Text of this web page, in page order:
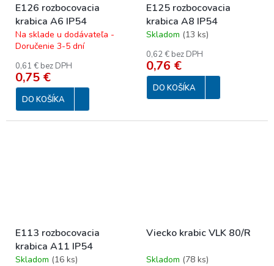
E126 rozbocovacia
krabica A6 IP54
Na sklade u dodávateľa -
Doručenie 3-5 dní
0,61 € bez DPH
0,75 €
DO KOŠÍKA
E125 rozbocovacia
krabica A8 IP54
Skladom (13 ks)
0,62 € bez DPH
0,76 €
DO KOŠÍKA
E113 rozbocovacia
krabica A11 IP54
Skladom (16 ks)
Viecko krabic VLK 80/R
Skladom (78 ks)